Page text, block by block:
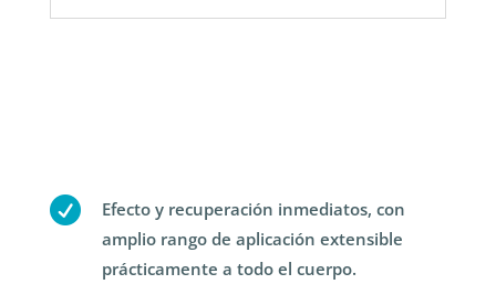

Efecto y recuperación inmediatos, con
amplio rango de aplicación extensible
prácticamente a todo el cuerpo.